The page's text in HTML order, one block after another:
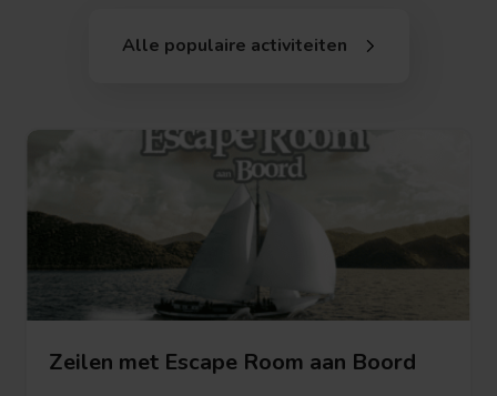
Alle populaire activiteiten
Zeilen met Escape Room aan Boord